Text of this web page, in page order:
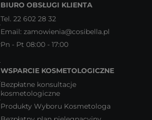
BIURO OBSŁUGI KLIENTA
Tel. 22 602 28 32
Email: zamowienia@cosibella.pl
Pn - Pt 08:00 - 17:00
WSPARCIE KOSMETOLOGICZNE
Bezpłatne konsultacje
kosmetologiczne
Produkty Wyboru Kosmetologa